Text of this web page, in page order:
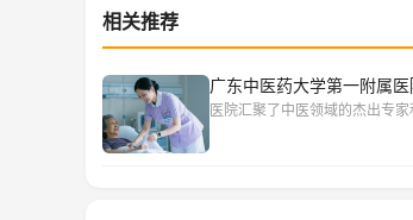
相关推荐
广东中医药大学第一附属
医院汇聚了中医领域的杰出专